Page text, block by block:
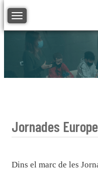
Toggle navigation
Jornades
Dins el marc de les